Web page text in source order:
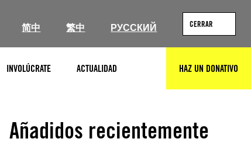
简中 繁中 РУССКИЙ CERRAR
INVOLÚCRATE ACTUALIDAD HAZ UN DONATIVO
Añadidos recientemente